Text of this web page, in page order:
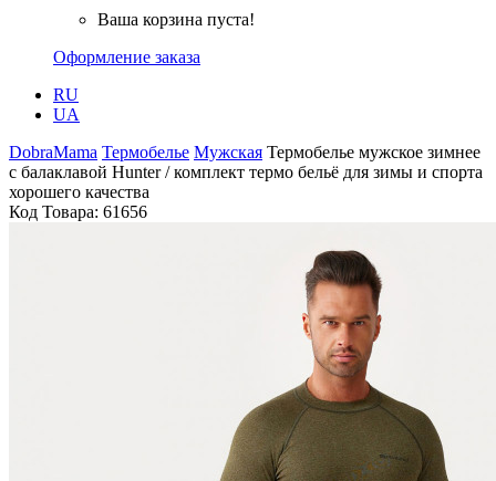
Ваша корзина пуста!
Оформление заказа
RU
UA
DobraMama Термобелье Мужская Термобелье мужское зимнее
с балаклавой Hunter / комплект термо бельё для зимы и спорта
хорошего качества
Код Товара: 61656